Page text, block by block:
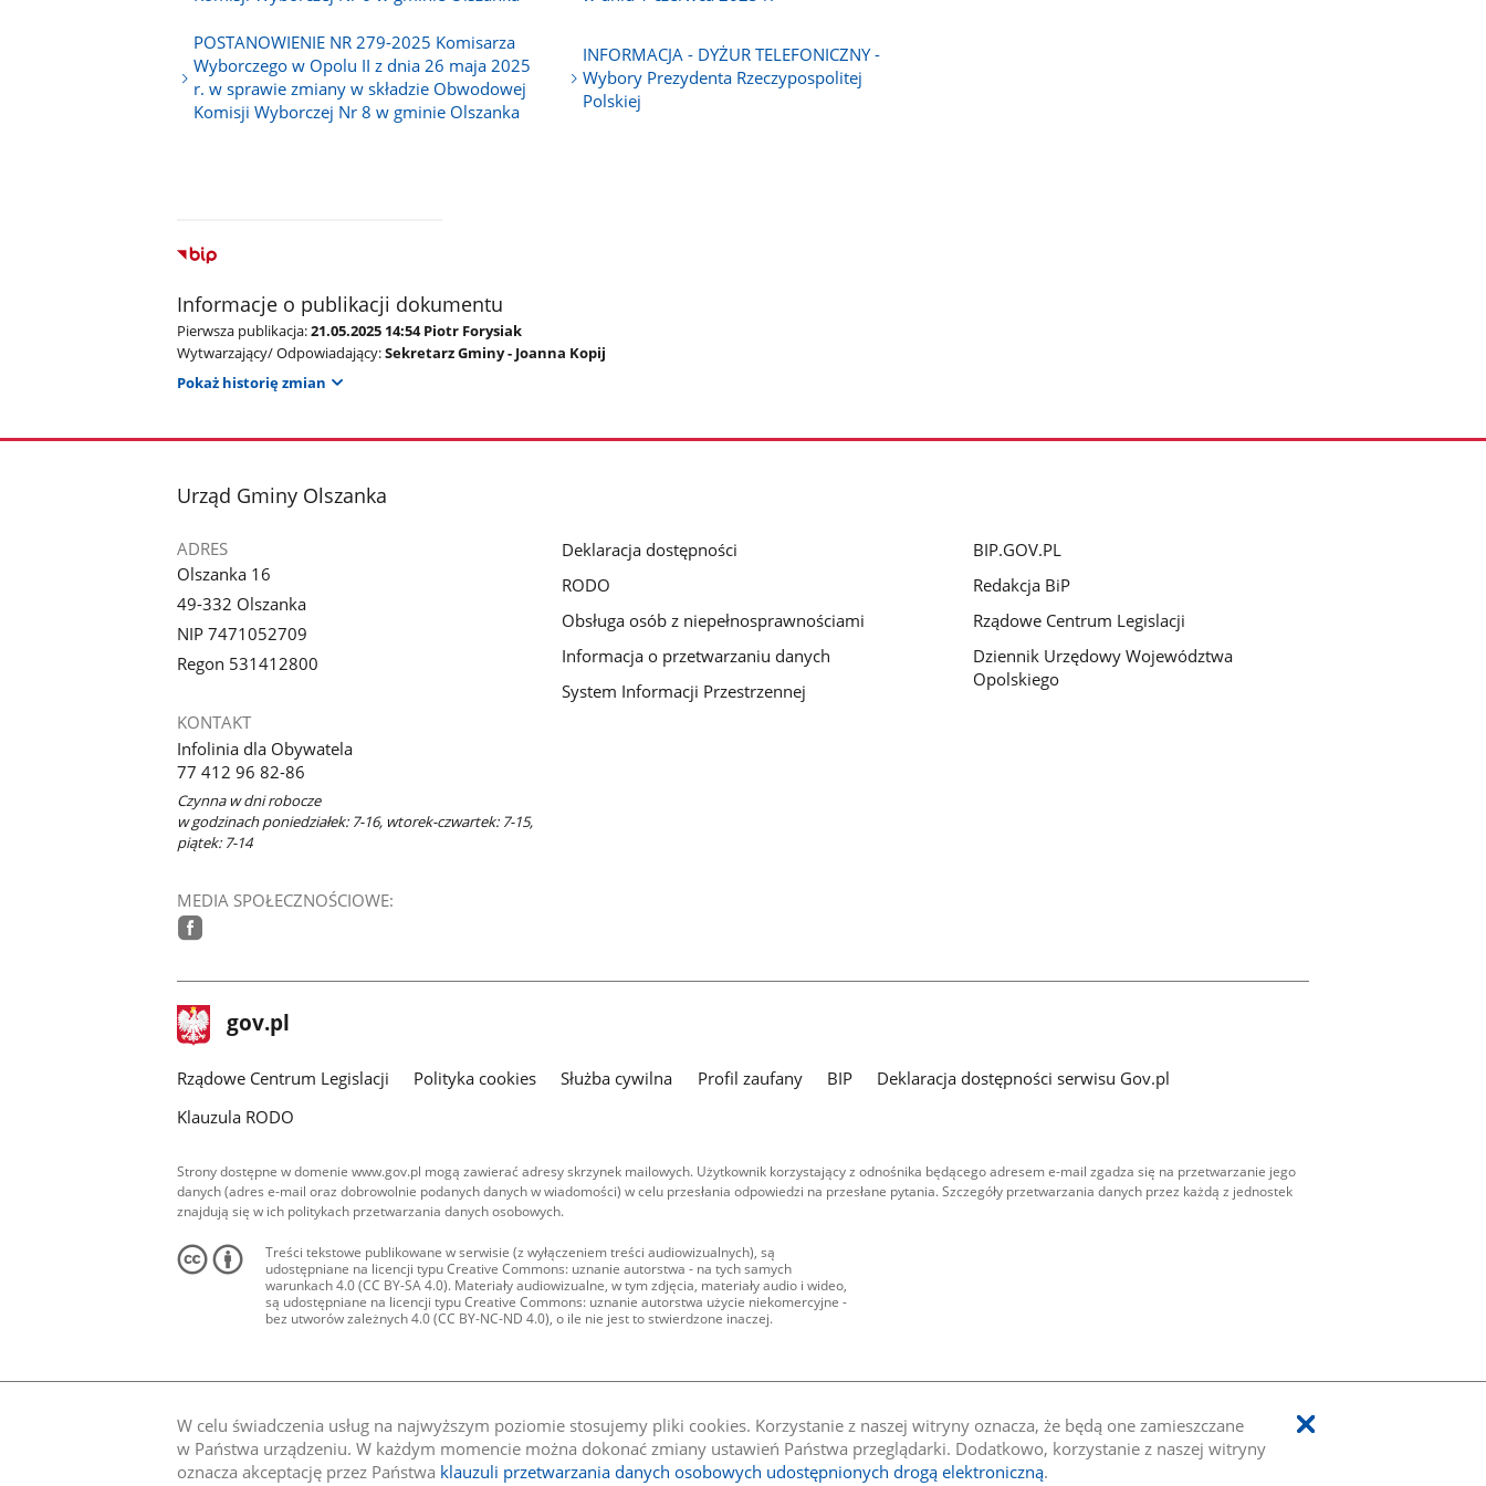
W celu świadczenia usług na najwyższym poziomie stosujemy pliki cookies. Korzystanie z naszej witryny oznacza, że będą one zamieszczane
w Państwa urządzeniu. W każdym momencie można dokonać zmiany ustawień Państwa przeglądarki. Dodatkowo, korzystanie z naszej witryny
oznacza akceptację przez Państwa klauzuli przetwarzania danych osobowych udostępnionych drogą elektroniczną.
POSTANOWIENIE NR 279-2025 Komisarza
Wyborczego w Opolu II z dnia 26 maja 2025
r. w sprawie zmiany w składzie Obwodowej
Komisji Wyborczej Nr 8 w gminie Olszanka
INFORMACJA - DYŻUR TELEFONICZNY -
Wybory Prezydenta Rzeczypospolitej
Polskiej
Informacje o publikacji dokumentu
Pierwsza publikacja:21.05.2025 14:54 Piotr Forysiak
Wytwarzający/ Odpowiadający:Sekretarz Gminy - Joanna Kopij
Pokaż historię zmian
stopka
Urząd Gminy Olszanka
ADRES
Olszanka 16
49-332 Olszanka
NIP 7471052709
Regon 531412800
KONTAKT
Infolinia dla Obywatela
77 412 96 82-86
Czynna w dni robocze
w godzinach poniedziałek: 7-16, wtorek-czwartek: 7-15,
piątek: 7-14
MEDIA SPOŁECZNOŚCIOWE:
Deklaracja dostępności
RODO
Obsługa osób z niepełnosprawnościami
Informacja o przetwarzaniu danych
System Informacji Przestrzennej
BIP.GOV.PL
Redakcja BiP
Rządowe Centrum Legislacji
Dziennik Urzędowy Województwa
Opolskiego
stopka
gov.pl Strona
gov.pl
Rządowe Centrum Legislacji Polityka cookies Służba cywilna Profil zaufany BIP
Deklaracja dostępności serwisu Gov.pl
Klauzula RODO
Strony dostępne w domenie www.gov.pl mogą zawierać adresy skrzynek mailowych. Użytkownik korzystający z odnośnika będącego adresem e-mail zgadza się na przetwarzanie jego
danych (adres e-mail oraz dobrowolnie podanych danych w wiadomości) w celu przesłania odpowiedzi na przesłane pytania. Szczegóły przetwarzania danych przez każdą z jednostek
znajdują się w ich politykach przetwarzania danych osobowych.
Treści tekstowe publikowane w serwisie (z wyłączeniem treści audiowizualnych), są
udostępniane na licencji typu Creative Commons: uznanie autorstwa - na tych samych
warunkach 4.0 (CC BY-SA 4.0). Materiały audiowizualne, w tym zdjęcia, materiały audio i wideo,
są udostępniane na licencji typu Creative Commons: uznanie autorstwa użycie niekomercyjne -
bez utworów zależnych 4.0 (CC BY-NC-ND 4.0), o ile nie jest to stwierdzone inaczej.